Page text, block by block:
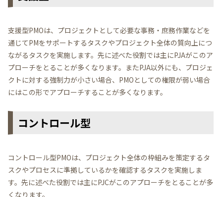
支援型PMOは、プロジェクトとして必要な事務・庶務作業などを
通じてPMをサポートするタスクやプロジェクト全体の質向上につ
ながるタスクを実施します。先に述べた役割では主にPJAがこのア
プローチをとることが多くなります。またPJA以外にも、プロジェ
クトに対する強制力が小さい場合、PMOとしての権限が弱い場合
にはこの形でアプローチすることが多くなります。
コントロール型
コントロール型PMOは、プロジェクト全体の枠組みを策定するタ
スクやプロセスに準拠しているかを確認するタスクを実施しま
す。先に述べた役割では主にPJCがこのアプローチをとることが多
くなります。